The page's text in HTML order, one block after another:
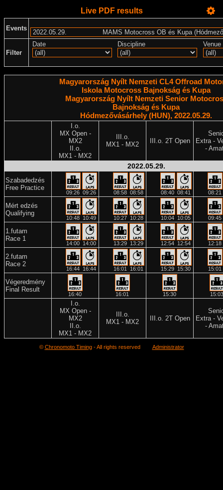
Live PDF results
Events
Filter
Date Discipline Venue
Magyarország Nyílt Nemzeti CL4 Offroad
Iskola Motocross Bajnokság és Kupa
Magyarország Nyílt Nemzeti Senior
Bajnokság és Kupa
Hódmezővásárhely (HUN), 2022.05.29.
I.o.
MX Open -
MX2
II.o.
MX1 - MX2
III.o.
MX1 - MX2
III.o. 2T Open
Extra -
-
2022.05.29.
Szabadedzés
Free Practice
09:26 09:26 08:58 08:58 08:40 08:41 08:21
Mért edzés
Qualifying
10:48 10:49 10:27 10:28 10:04 10:05 09:45
1.futam
Race 1
14:00 14:00 13:29 13:29 12:54 12:54 12:18
2.futam
Race 2
16:44 16:44 16:01 16:01 15:29 15:30 15:01
Végeredmény
Final Result
16:40 16:01 15:30 15:03
I.o.
MX Open -
MX2
II.o.
MX1 - MX2
III.o.
MX1 - MX2
III.o. 2T Open
Extra -
-
© Chronomoto Timing- All rights reserved Administrator